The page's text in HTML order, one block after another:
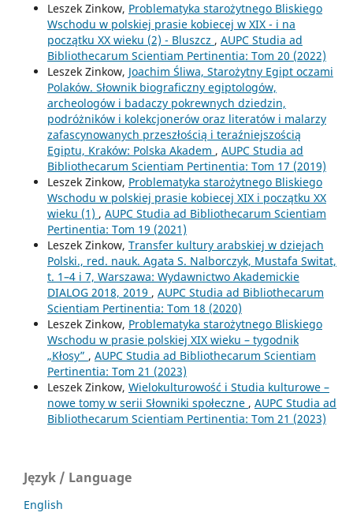
Leszek Zinkow, Problematyka starożytnego Bliskiego
Wschodu w polskiej prasie kobiecej w XIX - i na
początku XX wieku (2) - Bluszcz , AUPC Studia ad
Bibliothecarum Scientiam Pertinentia: Tom 20 (2022)
Leszek Zinkow, Joachim Śliwa, Starożytny Egipt oczami
Polaków. Słownik biograficzny egiptologów,
archeologów i badaczy pokrewnych dziedzin,
podróżników i kolekcjonerów oraz literatów i malarzy
zafascynowanych przeszłością i teraźniejszością
Egiptu, Kraków: Polska Akadem , AUPC Studia ad
Bibliothecarum Scientiam Pertinentia: Tom 17 (2019)
Leszek Zinkow, Problematyka starożytnego Bliskiego
Wschodu w polskiej prasie kobiecej XIX i początku XX
wieku (1) , AUPC Studia ad Bibliothecarum Scientiam
Pertinentia: Tom 19 (2021)
Leszek Zinkow, Transfer kultury arabskiej w dziejach
Polski., red. nauk. Agata S. Nalborczyk, Mustafa Switat,
t. 1–4 i 7, Warszawa: Wydawnictwo Akademickie
DIALOG 2018, 2019 , AUPC Studia ad Bibliothecarum
Scientiam Pertinentia: Tom 18 (2020)
Leszek Zinkow, Problematyka starożytnego Bliskiego
Wschodu w prasie polskiej XIX wieku – tygodnik
„Kłosy” , AUPC Studia ad Bibliothecarum Scientiam
Pertinentia: Tom 21 (2023)
Leszek Zinkow, Wielokulturowość i Studia kulturowe –
nowe tomy w serii Słowniki społeczne , AUPC Studia ad
Bibliothecarum Scientiam Pertinentia: Tom 21 (2023)
Język / Language
English